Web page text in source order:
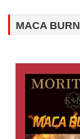
MACA